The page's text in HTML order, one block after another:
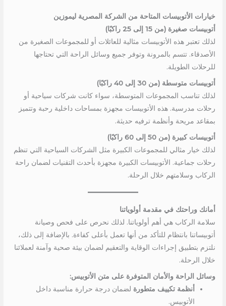
خيارات الأتوبيسات المتاحة من الشركة المصرية ليموزين
أتوبيسات صغيرة (من 15 إلى 25 راكبًا)
لذلك تعتبر هذه الأتوبيسات مثالية للعائلات أو للمجموعات الصغيرة من
الأصدقاء. تتسم بالمرونة وتوفر جميع وسائل الراحة التي تحتاجها
للرحلات الطويلة.
أتوبيسات متوسطة (من 30 إلى 40 راكبًا)
لذلك تناسب المجموعات المتوسطة، سواء كانت شركات سياحية أو
رحلات مدرسية. هذه الأتوبيسات مجهزة بمساحات داخلية رحبة وتتميز
بمقاعد مريحة وأنظمة ترفيه حديثة.
أتوبيسات كبيرة (من 50 إلى 60 راكبًا)
لذلك خيار مثالي للمجموعات الكبيرة مثل الشركات السياحية التي تنظم
رحلات جماعية. الأتوبيسات الكبيرة مجهزة بأحدث التقنيات لضمان راحة
الركاب وسلامتهم خلال الرحلة.
أمانك وراحتك في مقدمة أولوياتنا
سلامة الركاب هي أهم أولوياتنا. لذلك نحرص على فحص وصيانة
أتوبيساتنا بانتظام للتأكد من أنها تعمل بأعلى كفاءة. بالإضافة إلى ذلك،
نلتزم بتطبيق إجراءات الوقاية والتعقيم لضمان بيئة صحية وآمنة لعملائنا
خلال الرحلة.
وسائل الراحة والأمان المتوفرة على متن الأتوبيس:
أنظمة تكييف متطورة لضمان درجة حرارة مناسبة داخل
الأتوبيس.